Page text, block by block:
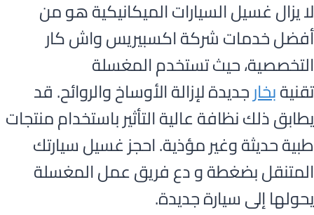
لا يزال غسيل السيارات الميكانيكية هو من
أفضل خدمات شركة اكسبيريس واش كار
التخصصية، حيث تستخدم المغسلة
تقنيةبخارجديدة لإزالة الأوساخ والروائح. قد
يطابق ذلك نظافة عالية التأثير باستخدام منتجات
طبية حديثة وغير مؤذية. احجز غسيل سيارتك
المتنقل بضغطة و دع فريق عمل المغسلة
يحولها إلى سيارة جديدة.